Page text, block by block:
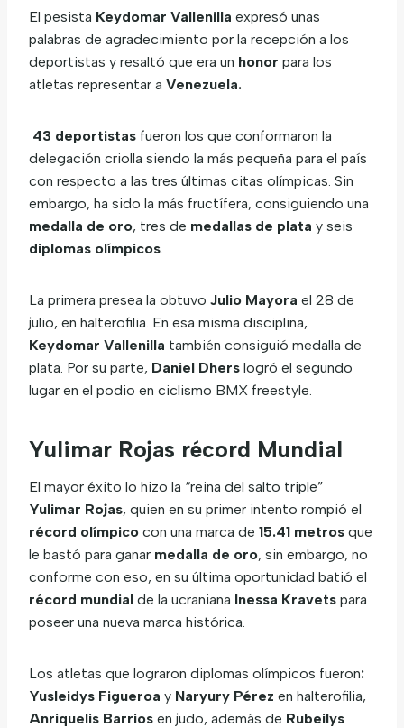
El pesista Keydomar Vallenilla expresó unas
palabras de agradecimiento por la recepción a los
deportistas y resaltó que era un honor para los
atletas representar a Venezuela.
43 deportistas fueron los que conformaron la
delegación criolla siendo la más pequeña para el país
con respecto a las tres últimas citas olímpicas. Sin
embargo, ha sido la más fructífera, consiguiendo una
medalla de oro, tres de medallas de plata y seis
diplomas olímpicos
La primera presea la obtuvo Julio Mayora el 28 de
julio, en halterofilia. En esa misma disciplina,
Keydomar Vallenilla también consiguió medalla de
plata. Por su parte, Daniel Dhers logró el segundo
lugar en el podio en ciclismo BMX freestyle.
Yulimar Rojas récord Mundial
El mayor éxito lo hizo la “reina del salto triple”
Yulimar Rojas, quien en su primer intento rompió el
récord olímpico con una marca de 15.41 metros que
le bastó para ganar medalla de oro, sin embargo, no
conforme con eso, en su última oportunidad batió el
récord mundial de la ucraniana Inessa Kravets para
poseer una nueva marca histórica.
Los atletas que lograron diplomas olímpicos fueron:
Yusleidys Figueroa y Naryury Pérez en halterofilia,
Anriquelis Barrios en judo, además de Rubeilys